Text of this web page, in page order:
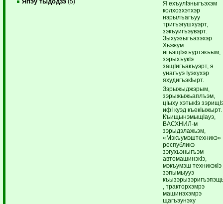
(5)
Я ехъулIэныгъэхэм
колхозхэтхэр
нэрылъагъуу
тригъэгушхуэрт,
зэкъуигъэувэрт.
Зыхуэзыгъазэхэр
Хьэжум
игъэщIэхъуртэкъым,
зэрыхъукIэ
защIигъакъуэрт, я
унагъуэ Iуэхухэр
яхудигъэкIырт.
Зэрыжыджэрым,
зэрыжыжьаплъэм,
цIыху хэтыкIэ
ифI куэд къекIыжырт.
КъищынэмыщIауэ,
ВАСХНИЛ-м
зэрыдэлажьэм,
«Мэкъумэштехникэ»
республикэ
зэгухьэныгъэм
автомашинэкIэ,
мэкъумэш техникэкIэ
зэпымыууэ
, тракторхэмрэ
машинэхэмрэ
щагъэунэху